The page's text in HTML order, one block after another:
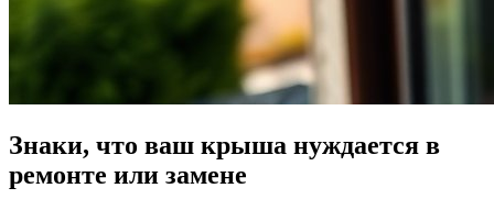
Знаки, что ваш крыша нуждается в
ремонте или замене